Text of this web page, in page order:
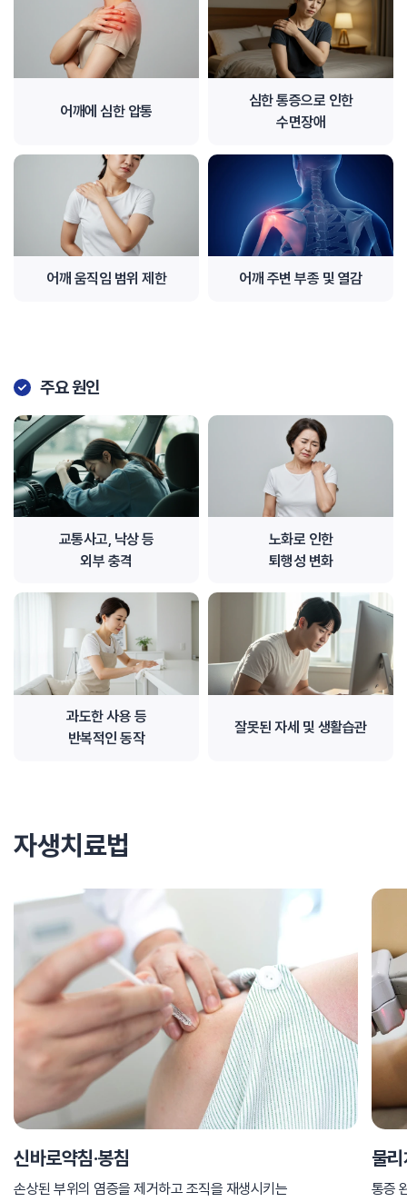
어깨에 심한 압통
심한 통증으로 인한
수면장애
어깨 움직임 범위 제한 어깨 주변 부종 및 열감
주요 원인
교통사고, 낙상 등
외부 충격
노화로 인한
퇴행성 변화
과도한 사용 등
반복적인 동작
잘못된 자세 및 생활습관
자생치료법
신바로약침·봉침
손상된 부위의 염증을 제거하고 조직을 재생시키는
물
통증